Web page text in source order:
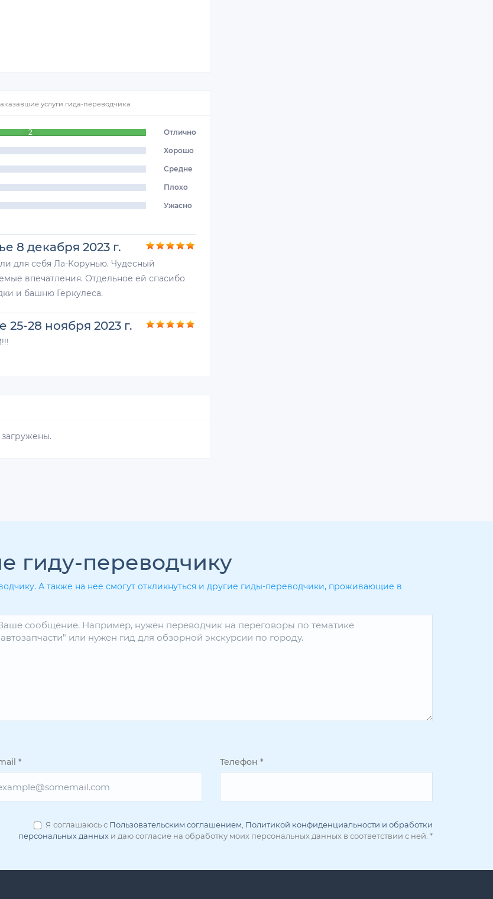
услуги гида-переводчика
2 Отлично
Хорошо
Средне
Плохо
Ужасно
8 декабря 2023 г.
для себя Ла-Корунью. Чудесный
впечатления. Отдельное ей спасибо
и башню Геркулеса.
28 ноября 2023 г.
гиду-переводчику
А также на нее смогут откликнуться и другие гиды-переводчики, проживающие в
* Телефон *
Я соглашаюсь с Пользовательским соглашением Политикой конфиденциальности и обработки
персональных данных и даю согласие на обработку моих персональных данных в соответствии с ней. *